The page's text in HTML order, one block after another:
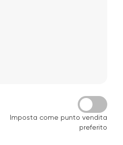
Imposta come punto vendita
preferito